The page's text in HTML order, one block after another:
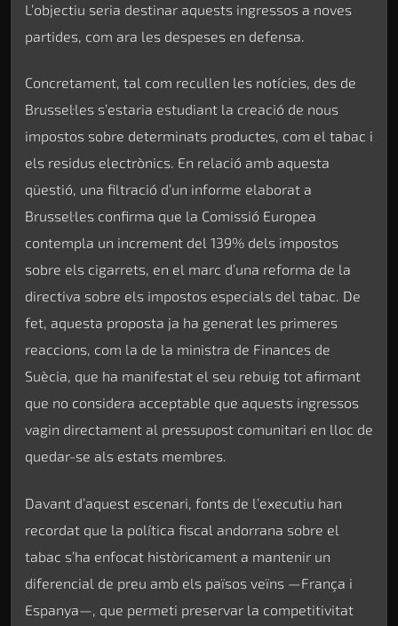
L’objectiu seria destinar aquests ingressos a noves
partides, com ara les despeses en defensa.
Concretament, tal com recullen les notícies, des de
Brussel·les s’estaria estudiant la creació de nous
impostos sobre determinats productes, com el tabac i
els residus electrònics. En relació amb aquesta
qüestió, una filtració d’un informe elaborat a
Brussel·les confirma que la Comissió Europea
contempla un increment del 139% dels impostos
sobre els cigarrets, en el marc d’una reforma de la
directiva sobre els impostos especials del tabac. De
fet, aquesta proposta ja ha generat les primeres
reaccions, com la de la ministra de Finances de
Suècia, que ha manifestat el seu rebuig tot afirmant
que no considera acceptable que aquests ingressos
vagin directament al pressupost comunitari en lloc de
quedar-se als estats membres.
Davant d’aquest escenari, fonts de l’executiu han
recordat que la política fiscal andorrana sobre el
tabac s’ha enfocat històricament a mantenir un
diferencial de preu amb els països veïns —França i
Espanya—, que permeti preservar la competitivitat